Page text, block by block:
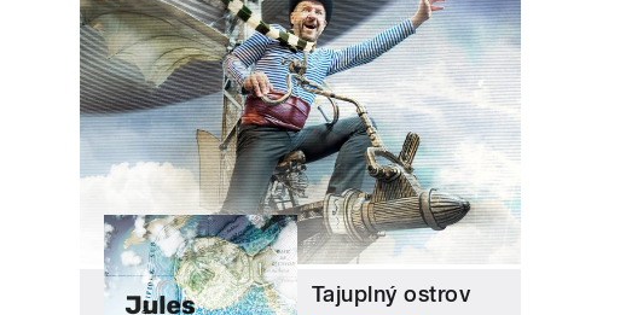
Tajuplný ostrov